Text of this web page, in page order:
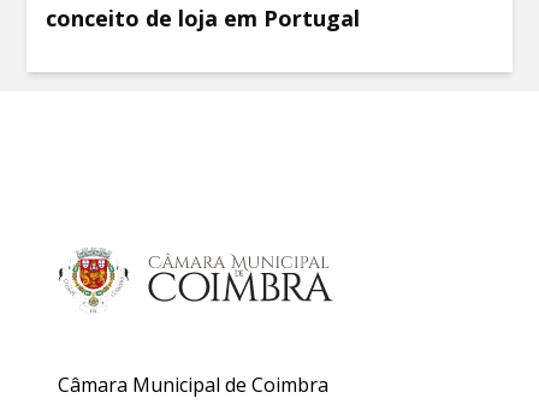
conceito de loja em Portugal
Câmara Municipal de Coimbra